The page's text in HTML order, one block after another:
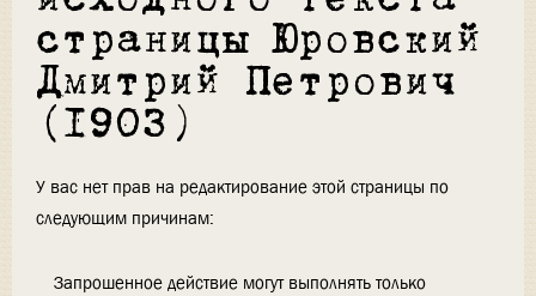
страницы Юровский
Дмитрий Петрович
(1903)
У вас нет прав на редактирование этой страницы по
следующим причинам:
Запрошенное действие могут выполнять только